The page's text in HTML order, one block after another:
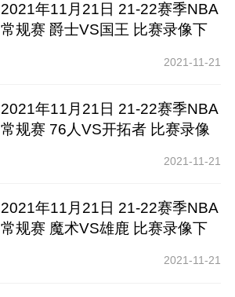
2021年11月21日 21-22赛季NBA
常规赛 爵士VS国王 比赛录像下
2021-11-21
2021年11月21日 21-22赛季NBA
常规赛 76人VS开拓者 比赛录像
2021-11-21
2021年11月21日 21-22赛季NBA
常规赛 魔术VS雄鹿 比赛录像下
2021-11-21